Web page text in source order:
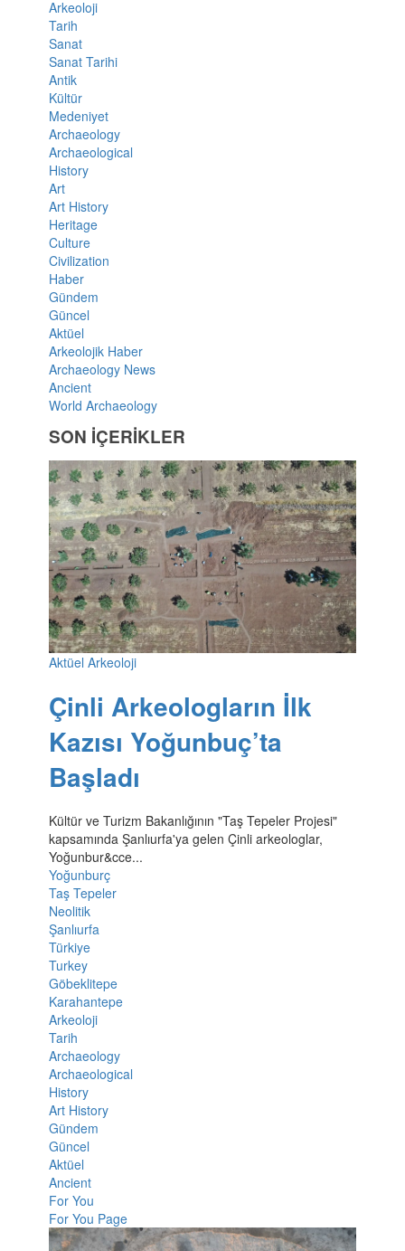
Arkeoloji
Tarih
Sanat
Sanat Tarihi
Antik
Kültür
Medeniyet
Archaeology
Archaeological
History
Art
Art History
Heritage
Culture
Civilization
Haber
Gündem
Güncel
Aktüel
Arkeolojik Haber
Archaeology News
Ancient
World Archaeology
SON İÇERİKLER
Aktüel Arkeoloji
Çinli Arkeologların İlk
Kazısı Yoğunbuç’ta
Başladı
Kültür ve Turizm Bakanlığının "Taş Tepeler Projesi"
kapsamında Şanlıurfa'ya gelen Çinli arkeologlar,
Yoğunbur&cce...
Yoğunburç
Taş Tepeler
Neolitik
Şanlıurfa
Türkiye
Turkey
Göbeklitepe
Karahantepe
Arkeoloji
Tarih
Archaeology
Archaeological
History
Art History
Gündem
Güncel
Aktüel
Ancient
For You
For You Page